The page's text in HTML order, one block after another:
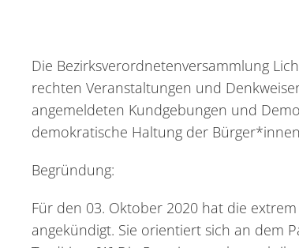
Die Bezirksverordnetenversammlung
rechten Veranstaltungen und
angemeldeten Kundgebungen und
demokratische Haltung der
Begründung:
Für den 03. Oktober 2020 hat die
angekündigt. Sie orientiert sich an dem